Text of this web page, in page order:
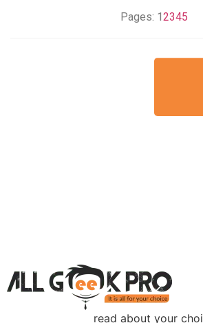
Pages: 12345
read about your